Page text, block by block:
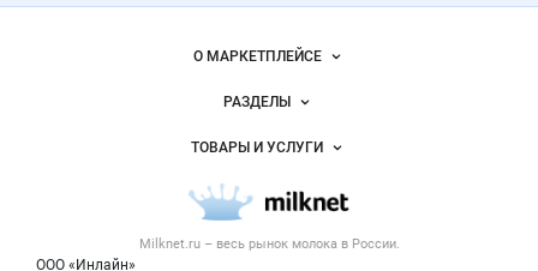
промышленность
Milknet.ru
Важные разделы и контакты
Milknet.ru – весь рынок молокав России.
ООО «Инлайн»
Навигация по сайтуО МАРКЕТПЛЕЙСЕ
Новости Milknet.ru
Размещение рекламы
Публичная оферта
Контактная информация
Политика обработки персональных данных
РАЗДЕЛЫ
Объявления
Новости рынка
ТОВАРЫ И УСЛУГИ
Молочная продукция
Вторичное сырье
Оборудование